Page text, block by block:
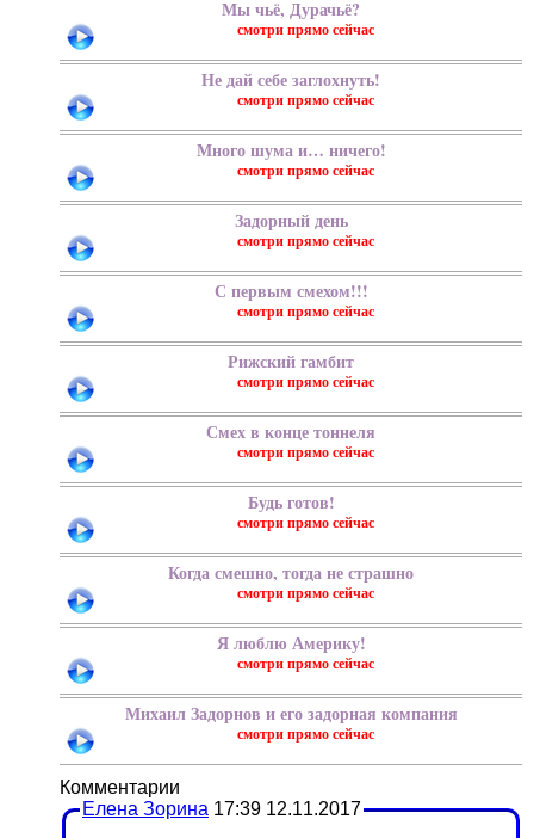
Мы чьё, Дурачьё?
Не дай себе заглохнуть!
Много шума и… ничего!
Задорный день
С первым смехом!!!
Рижский гамбит
Смех в конце тоннеля
Будь готов!
Когда смешно, тогда не страшно
Я люблю Америку!
Михаил Задорнов и его задорная компания
Елена Зорина 17:39 12.11.2017